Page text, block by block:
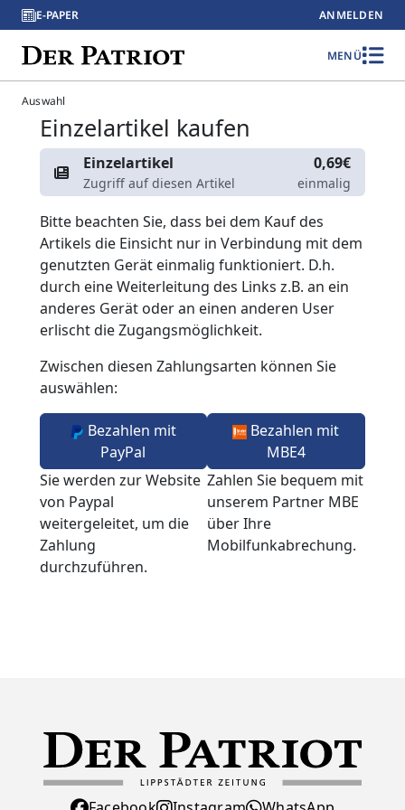
E-PAPER ANMELDEN
MENÜ
Auswahl
Einzelartikel kaufen
Einzelartikel
Zugriff auf diesen Artikel
0,69€
einmalig
Bitte beachten Sie, dass bei dem Kauf des
Artikels die Einsicht nur in Verbindung mit dem
genutzten Gerät einmalig funktioniert. D.h.
durch eine Weiterleitung des Links z.B. an ein
anderes Gerät oder an einen anderen User
erlischt die Zugangsmöglichkeit.
Zwischen diesen Zahlungsarten können Sie
auswählen:
Bezahlen mit
PayPal
Sie werden zur Website
von Paypal
weitergeleitet, um die
Zahlung
durchzuführen.
Bezahlen mit
MBE4
Zahlen Sie bequem mit
unserem Partner MBE
über Ihre
Mobilfunkabrechung.